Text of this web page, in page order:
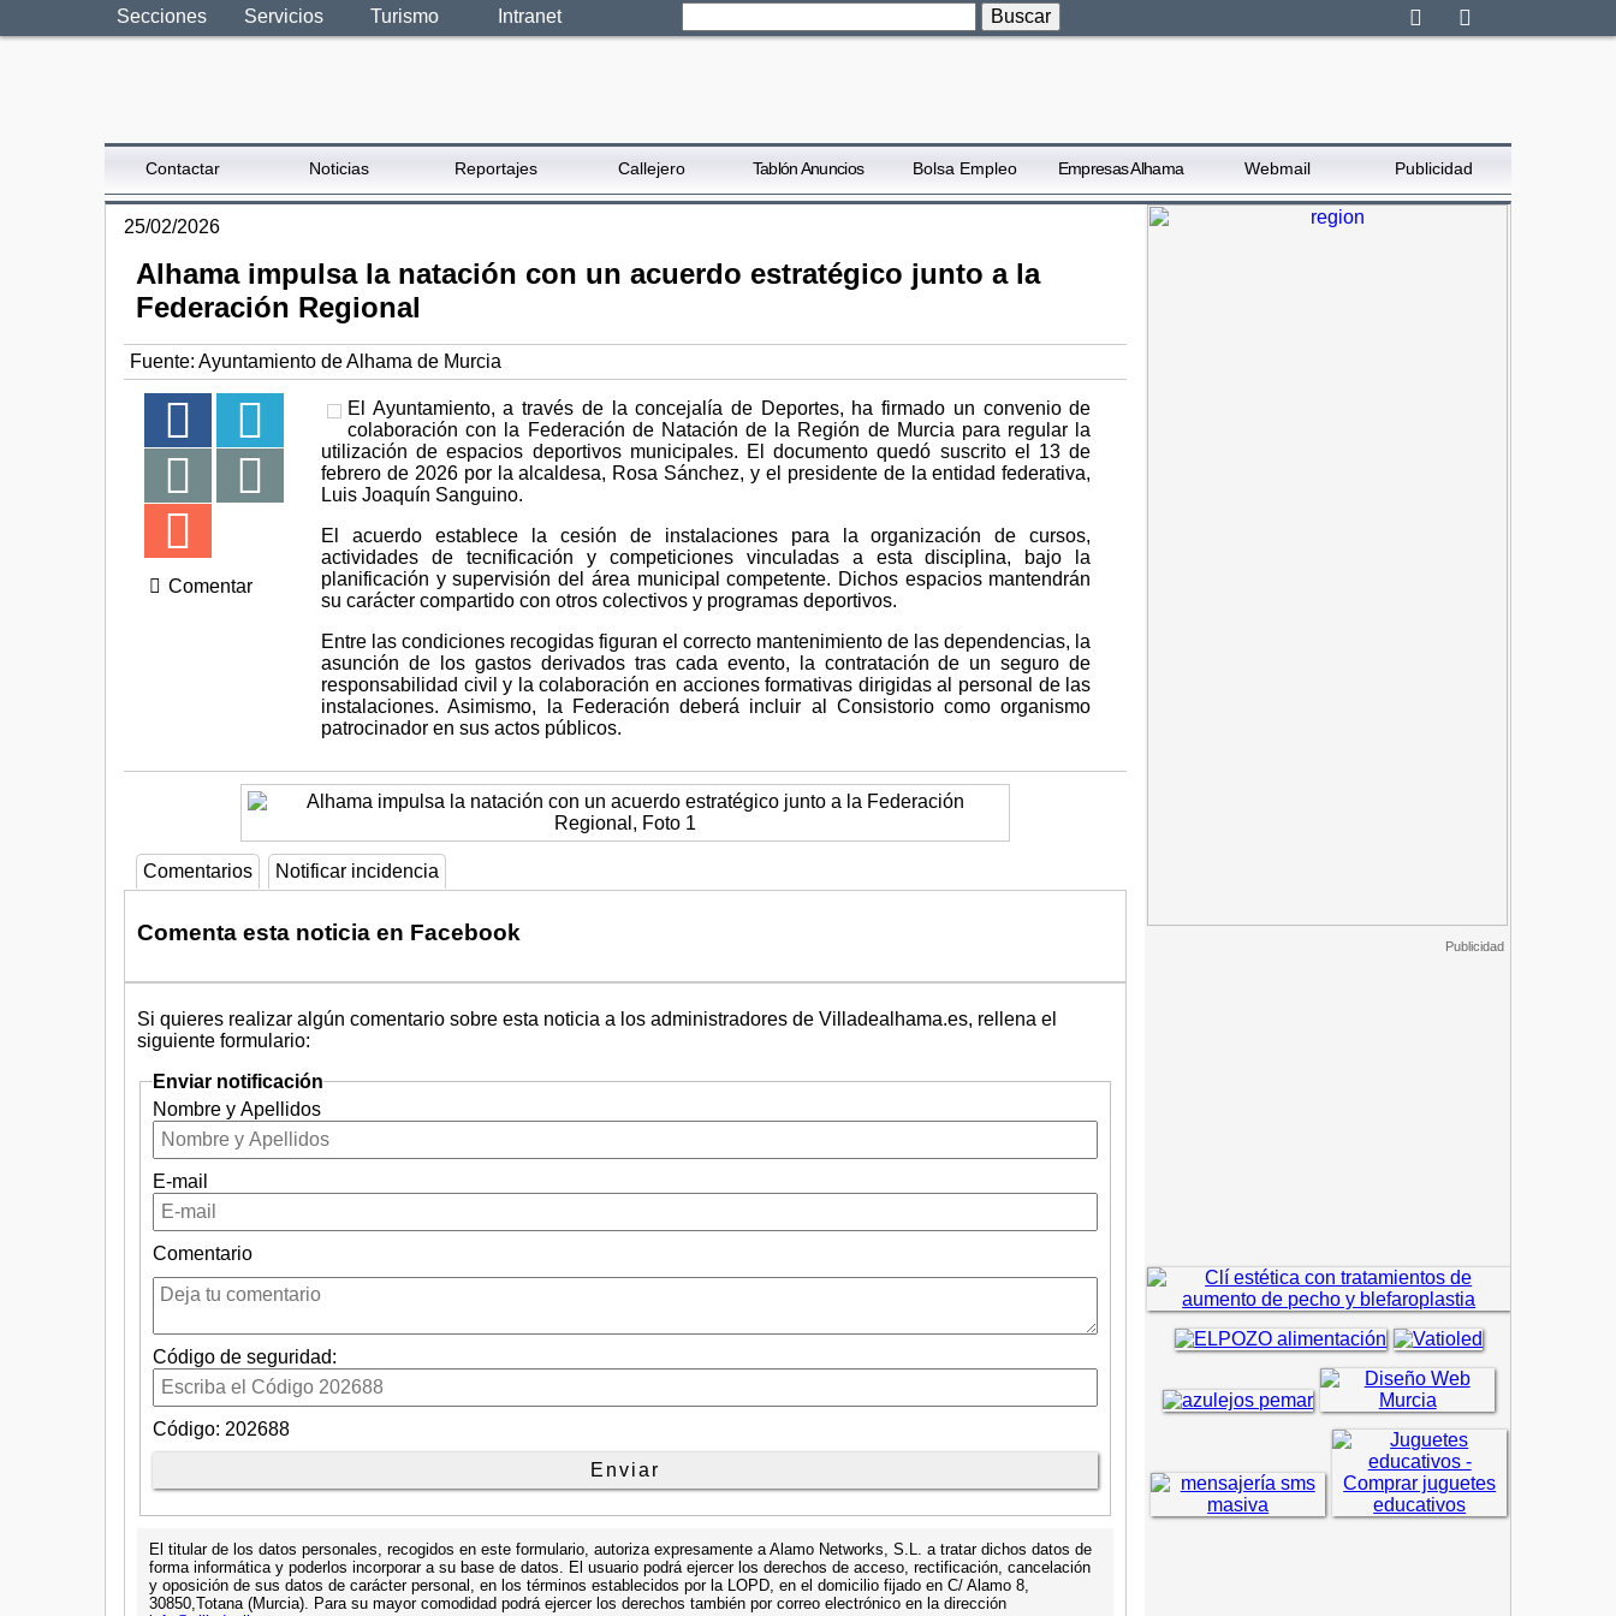
Secciones Servicios Turismo Intranet
Contactar Noticias Reportajes Callejero Tablón Anuncios Bolsa Empleo Empresas Alhama Webmail Publicidad
25/02/2026
Alhama impulsa la natación con un acuerdo estratégico junto a la
Federación Regional
Fuente: Ayuntamiento de Alhama de Murcia
Comentar
El Ayuntamiento, a través de la concejalía de Deportes, ha firmado un convenio de
colaboración con la Federación de Natación de la Región de Murcia para regular la
utilización de espacios deportivos municipales. El documento quedó suscrito el 13 de
febrero de 2026 por la alcaldesa, Rosa Sánchez, y el presidente de la entidad federativa,
Luis Joaquín Sanguino.
El acuerdo establece la cesión de instalaciones para la organización de cursos,
actividades de tecnificación y competiciones vinculadas a esta disciplina, bajo la
planificación y supervisión del área municipal competente. Dichos espacios mantendrán
su carácter compartido con otros colectivos y programas deportivos.
Entre las condiciones recogidas figuran el correcto mantenimiento de las dependencias, la
asunción de los gastos derivados tras cada evento, la contratación de un seguro de
responsabilidad civil y la colaboración en acciones formativas dirigidas al personal de las
instalaciones. Asimismo, la Federación deberá incluir al Consistorio como organismo
patrocinador en sus actos públicos.
Comentarios Notificar incidencia
Comenta esta noticia en Facebook
Si quieres realizar algún comentario sobre esta noticia a los administradores de Villadealhama.es, rellena el
siguiente formulario:
Enviar notificación
Nombre y Apellidos
E-mail
Comentario
Código de seguridad:
Código: 202688
El titular de los datos personales, recogidos en este formulario, autoriza expresamente a Alamo Networks, S.L. a tratar dichos datos de
forma informática y poderlos incorporar a su base de datos. El usuario podrá ejercer los derechos de acceso, rectificación, cancelación
y oposición de sus datos de carácter personal, en los términos establecidos por la LOPD, en el domicilio fijado en C/ Alamo 8,
30850,Totana (Murcia). Para su mayor comodidad podrá ejercer los derechos también por correo electrónico en la dirección